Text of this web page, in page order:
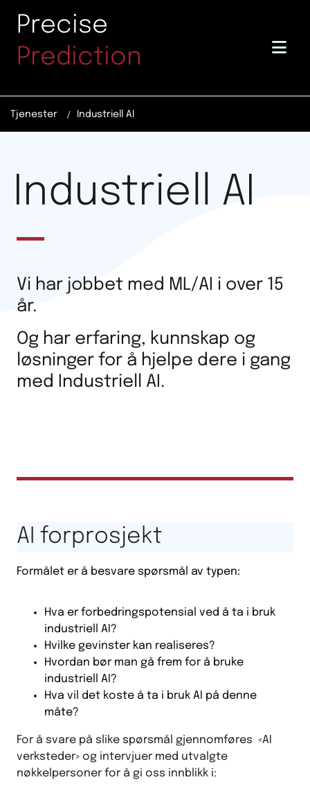
Skip to content
Precise
Prediction
Tjenester / Industriell AI
Industriell AI
Vi har jobbet med ML/AI i over 15
år.
Og har erfaring, kunnskap og
løsninger for å hjelpe dere i gang
med Industriell AI.
AI forprosjekt
Formålet er å besvare spørsmål av typen:
Hva er forbedringspotensial ved å ta i bruk
industriell AI?
Hvilke gevinster kan realiseres?
Hvordan bør man gå frem for å bruke
industriell AI?
Hva vil det koste å ta i bruk AI på denne
måte?
For å svare på slike spørsmål gjennomføres «AI
verksteder» og intervjuer med utvalgte
nøkkelpersoner for å gi oss innblikk i: